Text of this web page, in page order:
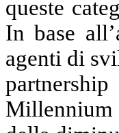
queste
In base
agenti di
Millennium